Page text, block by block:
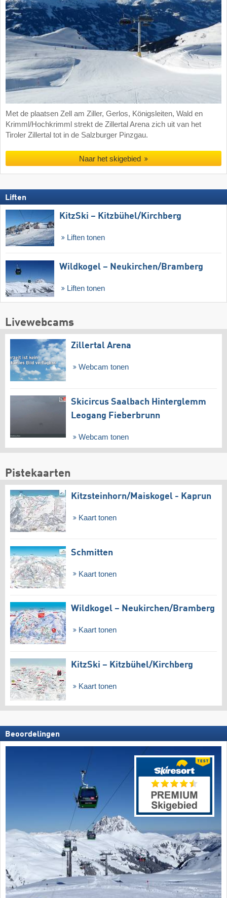
Met de plaatsen Zell am Ziller, Gerlos, Königsleiten, Wald en
Krimml/Hochkrimml strekt de Zillertal Arena zich uit van het
Tiroler Zillertal tot in de Salzburger Pinzgau.
Naar het skigebied
Liften
KitzSki – Kitzbühel/​Kirchberg
Liften tonen
Wildkogel – Neukirchen/​Bramberg
Liften tonen
Livewebcams
Zillertal Arena
Webcam tonen
Skicircus Saalbach Hinterglemm
Leogang Fieberbrunn
Webcam tonen
Pistekaarten
Kitzsteinhorn/​Maiskogel - Kaprun
Kaart tonen
Schmitten
Kaart tonen
Wildkogel – Neukirchen/​Bramberg
Kaart tonen
KitzSki – Kitzbühel/​Kirchberg
Kaart tonen
Beoordelingen